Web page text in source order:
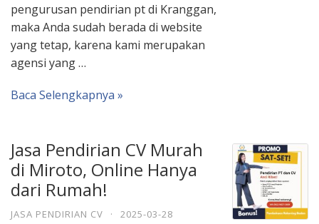
pengurusan pendirian pt di Kranggan,
maka Anda sudah berada di website
yang tetap, karena kami merupakan
agensi yang …
Baca Selengkapnya »
Jasa Pendirian CV Murah
di Miroto, Online Hanya
dari Rumah!
JASA PENDIRIAN CV · 2025-03-28